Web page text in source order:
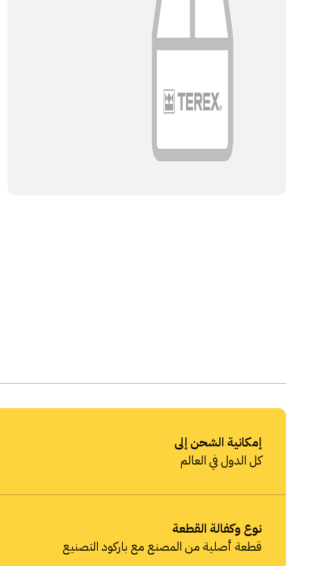
إمكانية الشحن إلى
كل الدول في العالم
نوع وكفالة القطعة
قطعة أصلية من المصنع مع باركود التصنيع